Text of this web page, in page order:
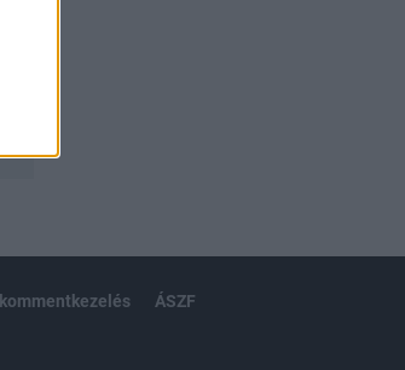
kommentkezelés ÁSZF